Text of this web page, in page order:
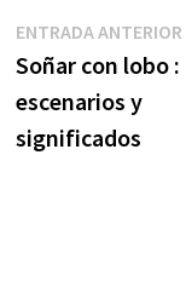
Navegación
de
entradas
ENTRADA ANTERIOR
Soñar con lobo :
escenarios y
significados